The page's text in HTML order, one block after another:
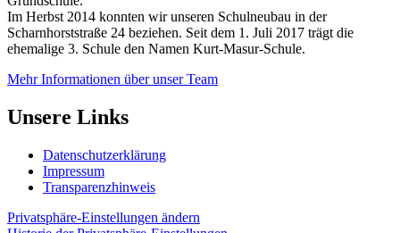
Im Herbst 2014 konnten wir unseren Schulneubau in der
Scharnhorststraße 24 beziehen. Seit dem 1. Juli 2017 trägt die
ehemalige 3. Schule den Namen Kurt-Masur-Schule.
Mehr Informationen über unser Team
Unsere Links
Datenschutzerklärung
Impressum
Transparenzhinweis
Privatsphäre-Einstellungen ändern